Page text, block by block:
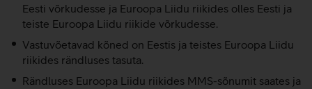
Eesti võrkudesse ja Euroopa Liidu riikides olles Eesti ja
teiste Euroopa Liidu riikide võrkudesse.
Vastuvõetavad kõned on Eestis ja teistes Euroopa Liidu
riikides rändluses tasuta.
Rändluses Euroopa Liidu riikides MMS-sõnumit saates ja